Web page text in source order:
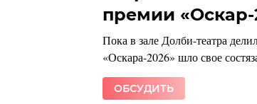
премии «Оскар-
Пока в зале Долби-театра
«Оскара-2026» шло свое
ОБСУДИТЬ